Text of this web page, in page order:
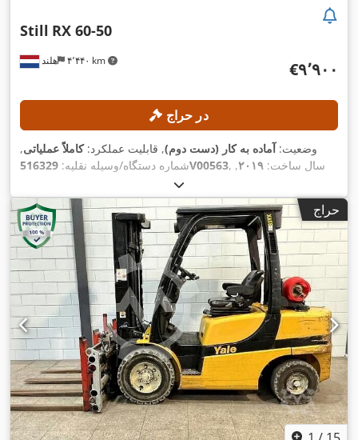
هلند ۴٬۴۴۰ km
Still RX 60-50
‎€۹٬۹۰۰
در حراج
وضعیت:آماده به کار (دست دوم), قابلیت عملکرد:کاملاً عملیاتی,
شماره دستگاه/وسیله نقلیه:516329V00563 , سال ساخت: ۲۰۱۹,
, ارتفاع
بالابری:۳٬۷۰۰ میلی‌متر , نوع سوخت:برقی, نوع دکل:دوپلکس, طول
شاخک‌ها:
۲٬۳۹۰ میلی‌متر , حراج